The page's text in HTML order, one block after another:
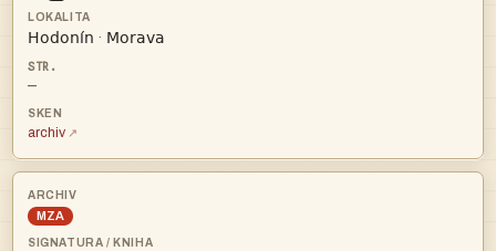
 · 
—
archiv
MZA